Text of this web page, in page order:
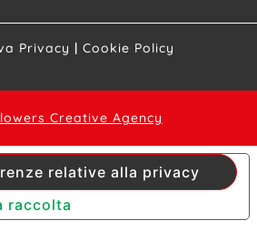
Privacy | Cookie Policy
Creative Agency
raccolta
relative alla privacy